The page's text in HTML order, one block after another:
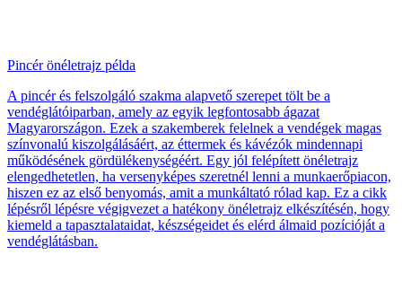
Pincér önéletrajz példa
A pincér és felszolgáló szakma alapvető szerepet tölt be a
vendéglátóiparban, amely az egyik legfontosabb ágazat
Magyarországon. Ezek a szakemberek felelnek a vendégek magas
színvonalú kiszolgálásáért, az éttermek és kávézók mindennapi
működésének gördülékenységéért. Egy jól felépített önéletrajz
elengedhetetlen, ha versenyképes szeretnél lenni a munkaerőpiacon,
hiszen ez az első benyomás, amit a munkáltató rólad kap. Ez a cikk
lépésről lépésre végigvezet a hatékony önéletrajz elkészítésén, hogy
kiemeld a tapasztalataidat, készségeidet és elérd álmaid pozícióját a
vendéglátásban.